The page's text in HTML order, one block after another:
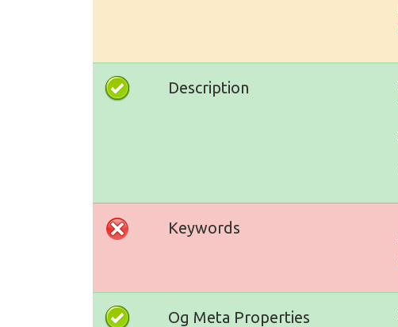
Description
Keywords
Og Meta Properties